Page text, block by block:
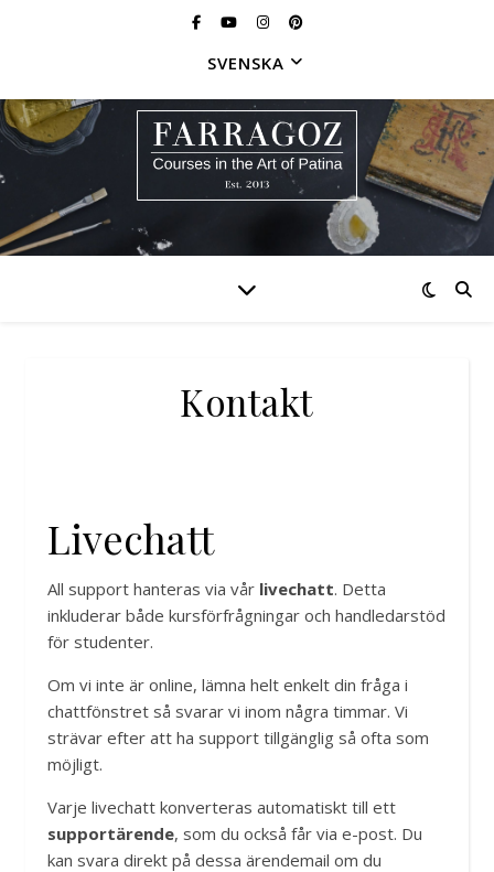
SVENSKA
Kontakt
Livechatt
All support hanteras via vår livechatt. Detta
inkluderar både kursförfrågningar och handledarstöd
för studenter.
Om vi inte är online, lämna helt enkelt din fråga i
chattfönstret så svarar vi inom några timmar. Vi
strävar efter att ha support tillgänglig så ofta som
möjligt.
Varje livechatt konverteras automatiskt till ett
supportärende, som du också får via e-post. Du
kan svara direkt på dessa ärendemail om du